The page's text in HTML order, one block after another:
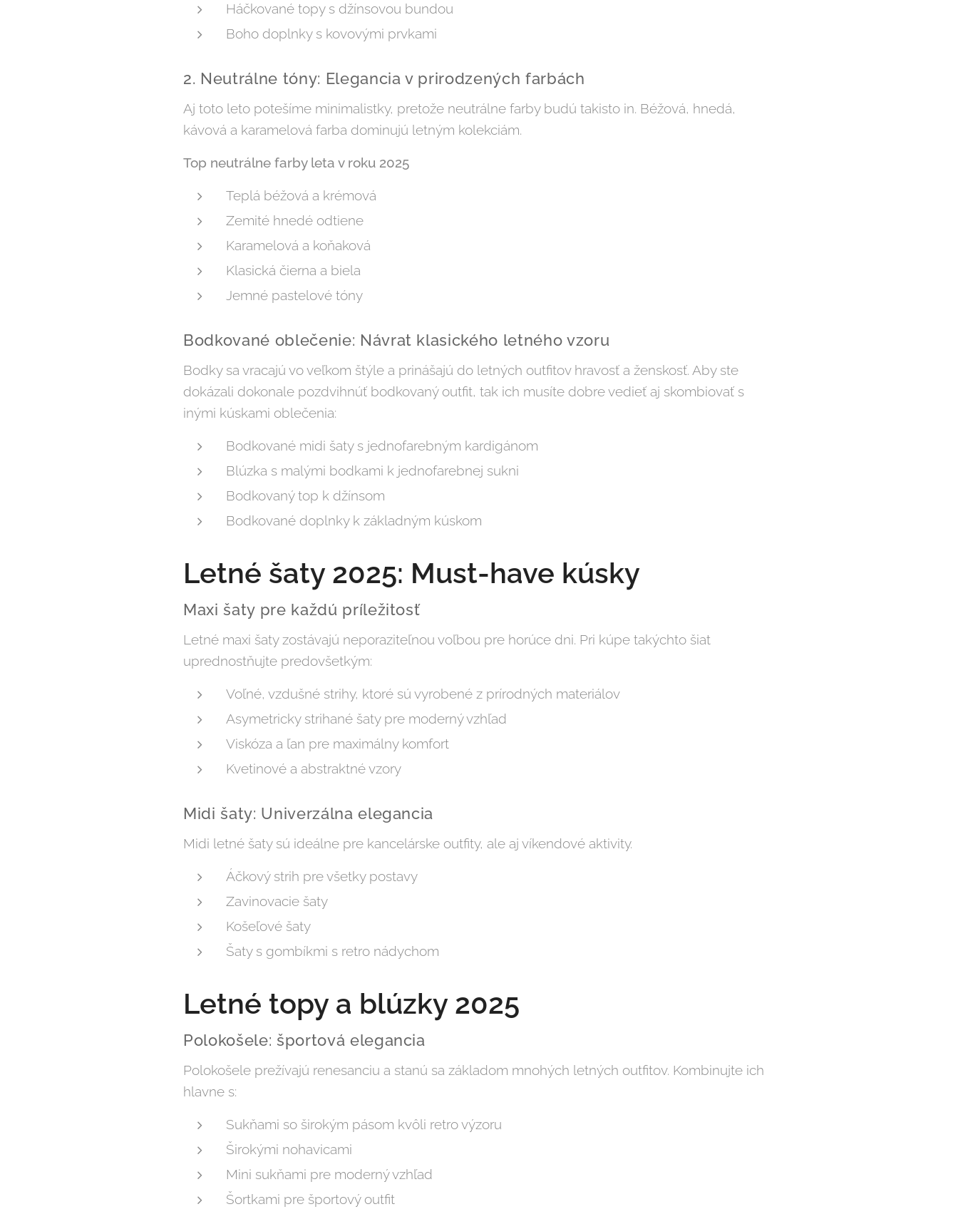
Háčkované topy s džínsovou bundou
Boho doplnky s kovovými prvkami
2. Neutrálne tóny: Elegancia v prirodzených farbách
Aj toto leto potešíme minimalistky, pretože neutrálne farby budú takisto in. Béžová, hnedá,
kávová a karamelová farba dominujú letným kolekciám.
Top neutrálne farby leta v roku 2025
Teplá béžová a krémová
Zemité hnedé odtiene
Karamelová a koňaková
Klasická čierna a biela
Jemné pastelové tóny
Bodkované oblečenie: Návrat klasického letného vzoru
Bodky sa vracajú vo veľkom štýle a prinášajú do letných outfitov hravosť a ženskosť. Aby ste
dokázali dokonale pozdvihnúť bodkovaný outfit, tak ich musíte dobre vedieť aj skombiovať s
inými kúskami oblečenia:
Bodkované midi šaty s jednofarebným kardigánom
Blúzka s malými bodkami k jednofarebnej sukni
Bodkovaný top k džínsom
Bodkované doplnky k základným kúskom
Letné šaty 2025: Must-have kúsky
Maxi šaty pre každú príležitosť
Letné maxi šaty zostávajú neporaziteľnou voľbou pre horúce dni. Pri kúpe takýchto šiat
uprednostňujte predovšetkým:
Voľné, vzdušné strihy, ktoré sú vyrobené z prírodných materiálov
Asymetricky strihané šaty pre moderný vzhľad
Viskóza a ľan pre maximálny komfort
Kvetinové a abstraktné vzory
Midi šaty: Univerzálna elegancia
Midi letné šaty sú ideálne pre kancelárske outfity, ale aj víkendové aktivity.
Áčkový strih pre všetky postavy
Zavinovacie šaty
Košeľové šaty
Šaty s gombíkmi s retro nádychom
Letné topy a blúzky 2025
Polokošele: športová elegancia
Polokošele prežívajú renesanciu a stanú sa základom mnohých letných outfitov. Kombinujte ich
hlavne s:
Sukňami so širokým pásom kvôli retro výzoru
Širokými nohavicami
Mini sukňami pre moderný vzhľad
Šortkami pre športový outfit